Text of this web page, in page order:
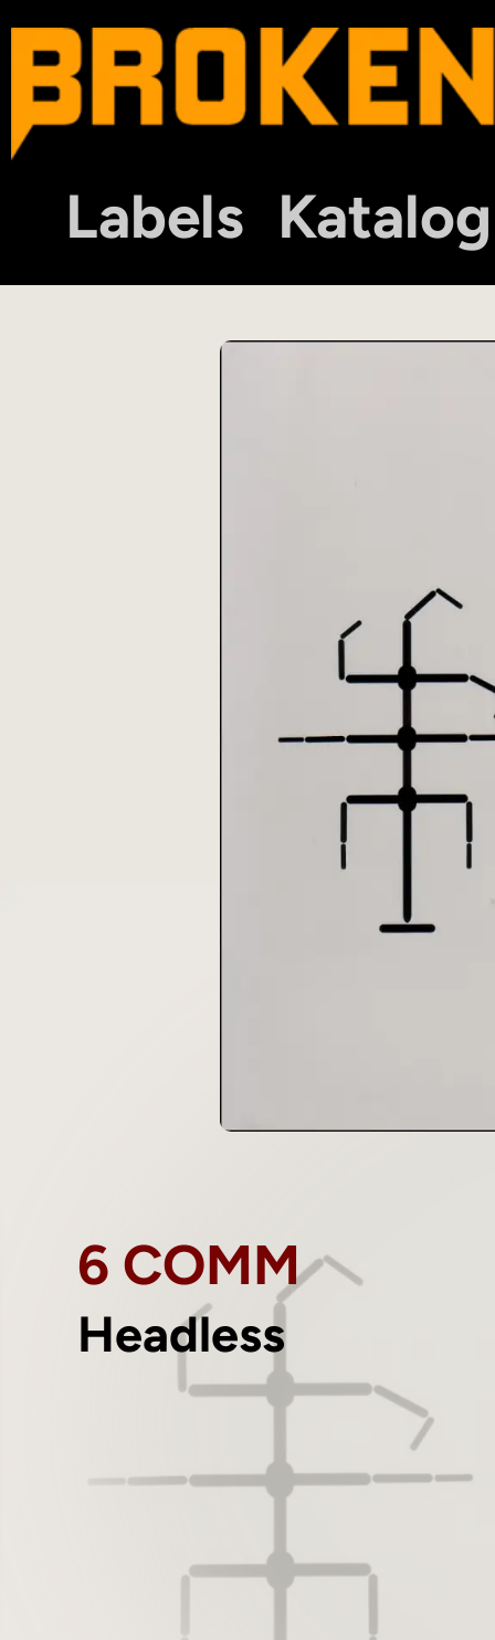
Labels Katalog
6 COMM
Headless